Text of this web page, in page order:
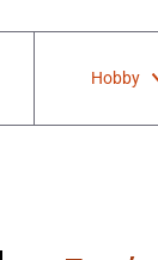
Hobby